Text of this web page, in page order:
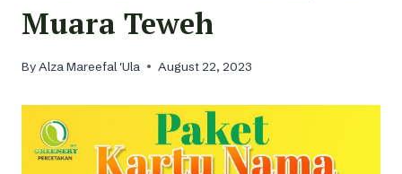
Muara Teweh
ByAlza Mareefal 'Ula August 22, 2023